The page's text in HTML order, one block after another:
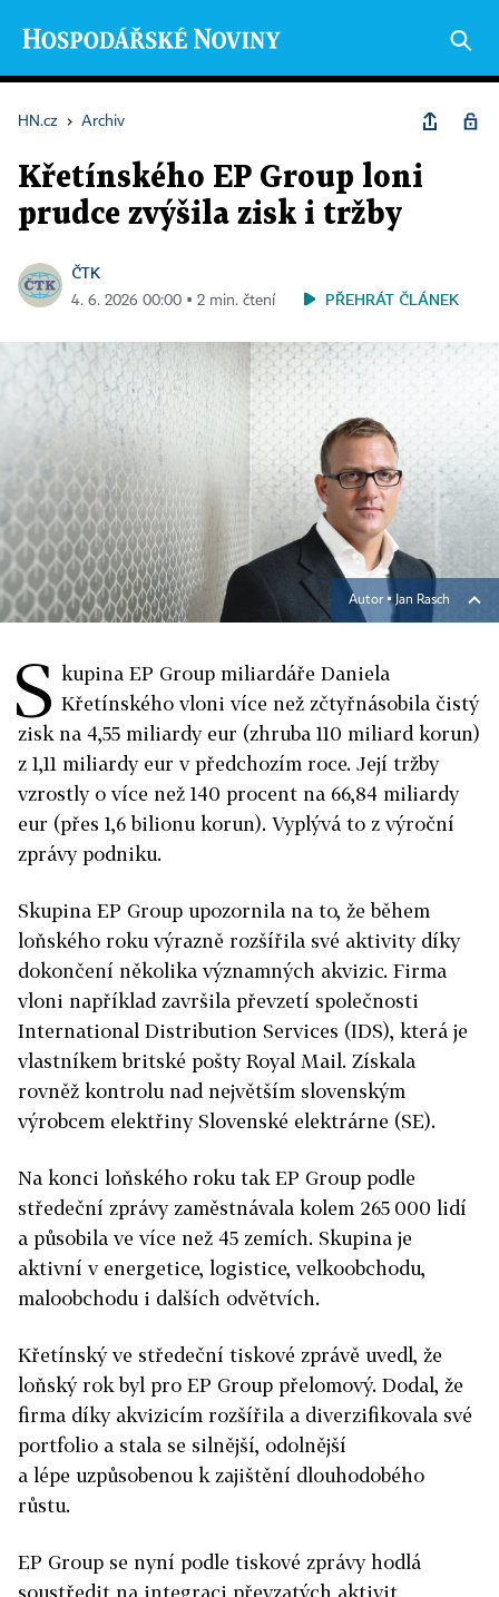
HN.cz › Archiv
Křetínského EP Group loni
prudce zvýšila zisk i tržby
ČTK
4. 6. 2026 00:00 ▪ 2 min. čtení PŘEHRÁT ČLÁNEK
Autor ▪ Jan Rasch
S kupina EP Group miliardáře Daniela
Křetínského vloni více než zčtyřnásobila čistý
zisk na 4,55 miliardy eur (zhruba 110 miliard korun)
z 1,11 miliardy eur v předchozím roce. Její tržby
vzrostly o více než 140 procent na 66,84 miliardy
eur (přes 1,6 bilionu korun). Vyplývá to z výroční
zprávy podniku.
Skupina EP Group upozornila na to, že během
loňského roku výrazně rozšířila své aktivity díky
dokončení několika významných akvizic. Firma
vloni například završila převzetí společnosti
Internatio­nal Distribution Services (IDS), která je
vlastníkem britské pošty Royal Mail. Získala
rovněž kontrolu nad největším slovenským
výrobcem elektřiny Slovenské elektrárne (SE).
Na konci loňského roku tak EP Group podle
středeční zprávy zaměstnávala kolem 265 000 lidí
a působila ve více než 45 zemích. Skupina je
aktivní v energetice, logistice, velkoobchodu,
maloobchodu i dalších odvětvích.
Křetínský ve středeční tiskové zprávě uvedl, že
loňský rok byl pro EP Group přelomový. Dodal, že
firma díky akvizicím rozšířila a diverzifikovala své
portfolio a stala se silnější, odolnější
a lépe uzpůsobenou k zajištění dlouhodobého
růstu.
EP Group se nyní podle tiskové zprávy hodlá
soustředit na integraci převzatých aktivit